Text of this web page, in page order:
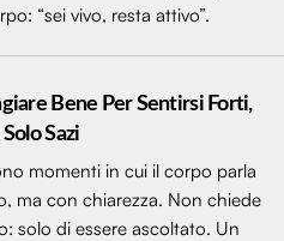
“sei vivo, resta attivo”.
Bene Per Sentirsi Forti,
Sazi
momenti in cui il corpo parla
ma con chiarezza. Non chiede
solo di essere ascoltato. Un